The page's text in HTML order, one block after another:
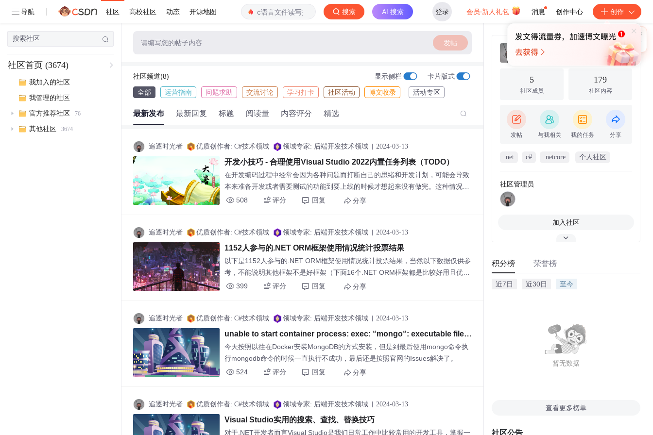
导航 社区 高校社区 动态 开源地图 搜索 AI 搜索 登录 会员·新人礼包 消息 创作中心 创作
×
🎁
未登录
￥30 算力币
社区首页 (3674)
我加入的社区
我管理的社区
官方推荐社区 76
其他社区 3674
请编写您的帖子内容 发帖
社区频道(8) 显示侧栏 卡片版式
全部 运营指南 问题求助 交流讨论 学习打卡 社区活动 博文收录 活动专区
最新发布 最新回复 标题 阅读量 内容评分 精选
追逐时光者 优质创作者: C#技术领域 领域专家: 后端开发技术领域 2024-03-13
开发小技巧 - 合理使用Visual Studio 2022内置任务列表（TODO）
在开发编码过程中经常会因为各种问题而打断自己的思绪和开发计划，可能会导致
本来准备开发或者需要测试的功能到要上线的时候才想起来没有做完。这种情况相
信很多同学都遇到过，咱们强大的Visual Studio内置了一个任务列表（TODO）能
508 评分 回复 分享
追逐时光者 优质创作者: C#技术领域 领域专家: 后端开发技术领域 2024-03-13
1152人参与的.NET ORM框架使用情况统计投票结果
以下是1152人参与的.NET ORM框架使用情况统计投票结果，当然以下数据仅供参
考，不能说明其他框架不是好框架（下面16个.NET ORM框架都是比较好用且优秀
的框架）。这些统计结果反映了1152个参与者对不同.NET ORM框架的偏好和使用
需求、项目要求、业务场景和社区反馈等因素，以做出最合适的决策（
399 评分 回复 分享
追逐时光者 优质创作者: C#技术领域 领域专家: 后端开发技术领域 2024-03-13
unable to start container process: exec: “mongo“: executable file
not found in $PATH: unknown
今天按照以往在Docker安装MongoDB的方式安装，但是到最后使用mongo命令执
行mongodb命令的时候一直执行不成功，最后还是按照官网的Issues解决了。
524
评分 回复 分享
追逐时光者 优质创作者: C#技术领域 领域专家: 后端开发技术领域 2024-03-13
Visual Studio实用的搜索、查找、替换技巧
对于.NET开发者而言Visual Studio是我们日常工作中比较常用的开发工具，掌握一
DotNetGuide技术社区
5
社区成员
179
社区内容
发帖 与我相关 我的任务 分享
.net c# .netcore 个人社区
社区管理员
加入社区
积分榜 荣誉榜
近7日 近30日 至今
暂无数据
查看更多榜单
社区公告